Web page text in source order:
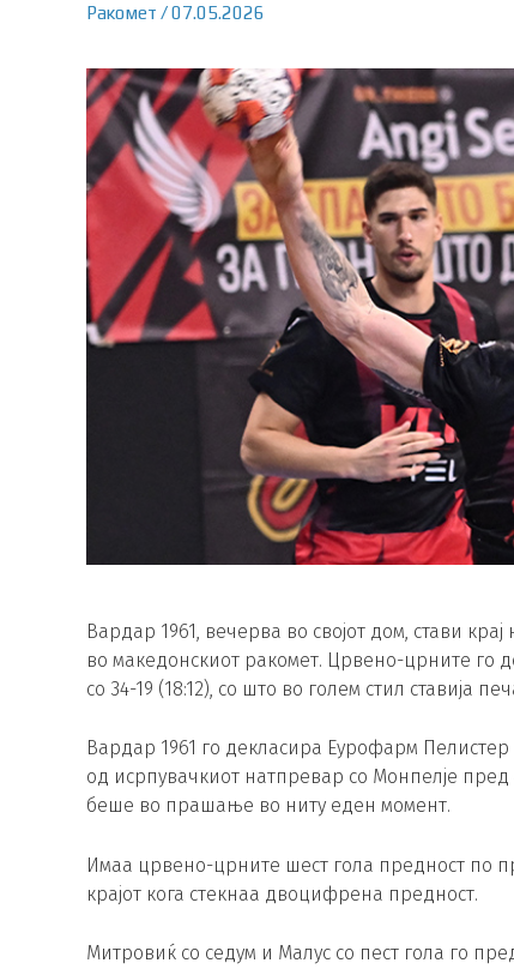
Ракомет /07.05.2026
Вардар 1961, вечерва во својот дом, стави
во македонскиот ракомет. Црвено-црните го
со 34-19 (18:12), со што во голем стил ставија
Вардар 1961 го декласира Еурофарм Пелистер
од исрпувачкиот натпревар со Монпелје
беше во прашање во ниту еден момент.
Имаа црвено-црните шест гола предност по
крајот кога стекнаа двоцифрена предност.
Митровиќ со седум и Малус со пест гола го